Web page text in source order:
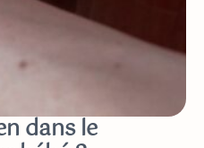
dans le
bébé ?